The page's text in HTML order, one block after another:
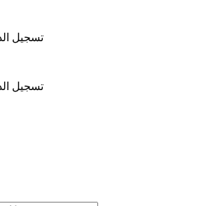
تسجيل
تسجيل